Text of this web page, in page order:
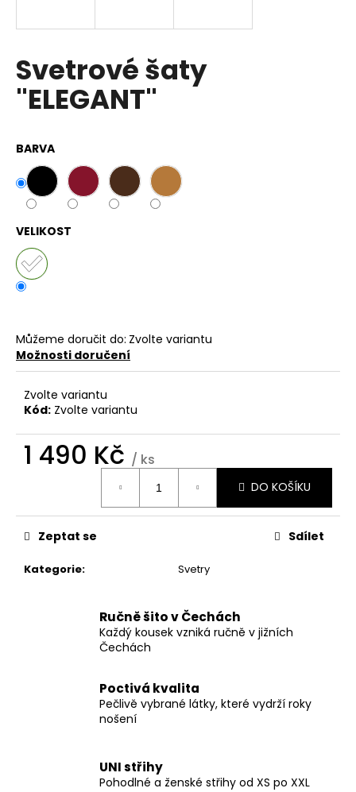
Svetrové šaty
"ELEGANT"
BARVA
VELIKOST
Můžeme doručit do: Zvolte variantu
Možnosti doručení
Zvolte variantu
Kód: Zvolte variantu
1 490 Kč / ks
DO KOŠÍKU
Kategorie: Svetry
Zeptat se Sdílet
Ručně šito v Čechách
Každý kousek vzniká ručně v jižních
Čechách
Poctivá kvalita
Pečlivě vybrané látky, které vydrží roky
nošení
UNI střihy
Pohodlné a ženské střihy od XS po XXL
í
t
?
HLEDAT
D
o
p
u
č
u
e
m
e
FUNKČNÍHO
MATERIÁLU
Kč